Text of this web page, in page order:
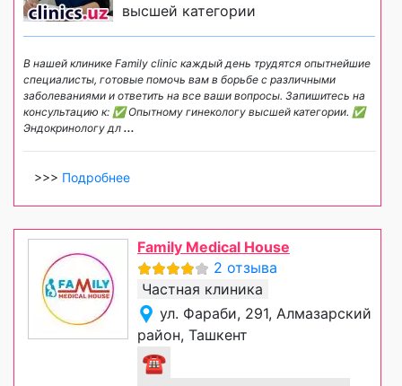
высшей категории
В нашей клинике Family clinic каждый день трудятся опытнейшие
специалисты, готовые помочь вам в борьбе с различными
заболеваниями и ответить на все ваши вопросы. Запишитесь на
консультацию к: ✅ Опытному гинекологу высшей категории. ✅
Эндокринологу дл ...
>>> Подробнее
Family Medical House
2 отзыва
Частная клиника
ул. Фараби, 291, Алмазарский
район, Ташкент
☎